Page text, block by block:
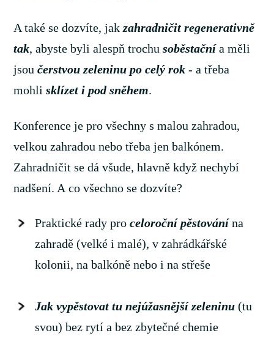
A také se dozvíte, jakzahradničit regenerativně
tak, abyste byli alespň trochusoběstační a měli
jsoučerstvou zeleninu po celý rok - a třeba
mohlisklízet i pod sněhem.
Konference je pro všechny s malou zahradou,
velkou zahradou nebo třeba jen balkónem.
Zahradničit se dá všude, hlavně když nechybí
nadšení. A co všechno se dozvíte?
Praktické rady proceloroční pěstovánína
zahradě (velké i malé), v zahrádkářské
kolonii, na balkóně nebo i na střeše
Jak vypěstovat tu nejúžasnější zeleninu (tu
svou) bez rytí a bez zbytečné chemie